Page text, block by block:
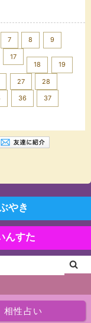
7 8 9
17
18
19
27 28
36 37
やき
んすた
相性占い